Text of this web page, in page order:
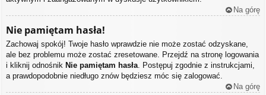
Na górę
Nie pamiętam hasła!
Zachowaj spokój! Twoje hasło wprawdzie nie może zostać odzyskane,
ale bez problemu może zostać zresetowane. Przejdź na stronę logowania
i kliknij odnośnik Nie pamiętam hasła. Postępuj zgodnie z instrukcjami,
a prawdopodobnie niedługo znów będziesz móc się zalogować.
Na górę